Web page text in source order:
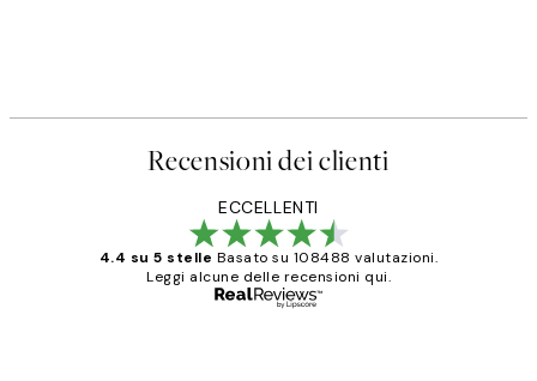
Recensioni dei clienti
ECCELLENTI
4.4 su 5 stelle Basato su 108488 valutazioni.
Leggi alcune delle recensioni qui.